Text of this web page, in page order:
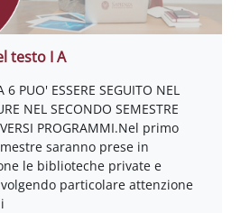
testo I A
6 PUO' ESSERE SEGUITO NEL
NEL SECONDO SEMESTRE
PROGRAMMI.Nel primo
saranno prese in
le biblioteche private e
particolare attenzione